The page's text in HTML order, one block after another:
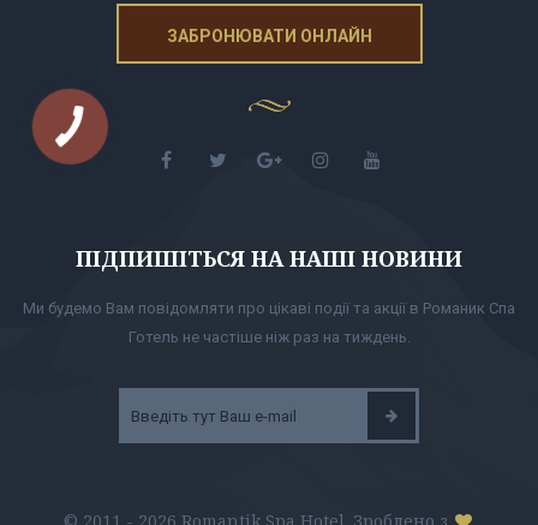
ЗАБРОНЮВАТИ ОНЛАЙН
ПІДПИШІТЬСЯ НА НАШІ НОВИНИ
Ми будемо Вам повідомляти про цікаві події та акції в Романик Спа
Готель не частіше ніж раз на тиждень.